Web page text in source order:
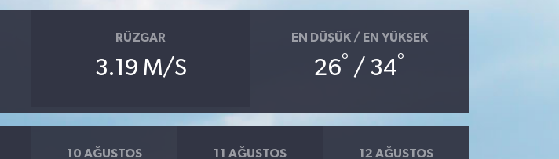
RÜZGAR
3.19 M/S
EN DÜŞÜK / EN YÜKSEK
26° / 34°
10 AĞUSTOS 11 AĞUSTOS 12 AĞUSTOS